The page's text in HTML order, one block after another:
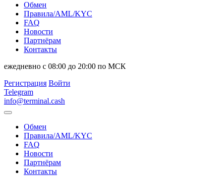
Обмен
Правила/AML/KYC
FAQ
Новости
Партнёрам
Контакты
ежедневно с 08:00 до 20:00 по МСК
Регистрация Войти
Telegram
info@terminal.cash
Обмен
Правила/AML/KYC
FAQ
Новости
Партнёрам
Контакты